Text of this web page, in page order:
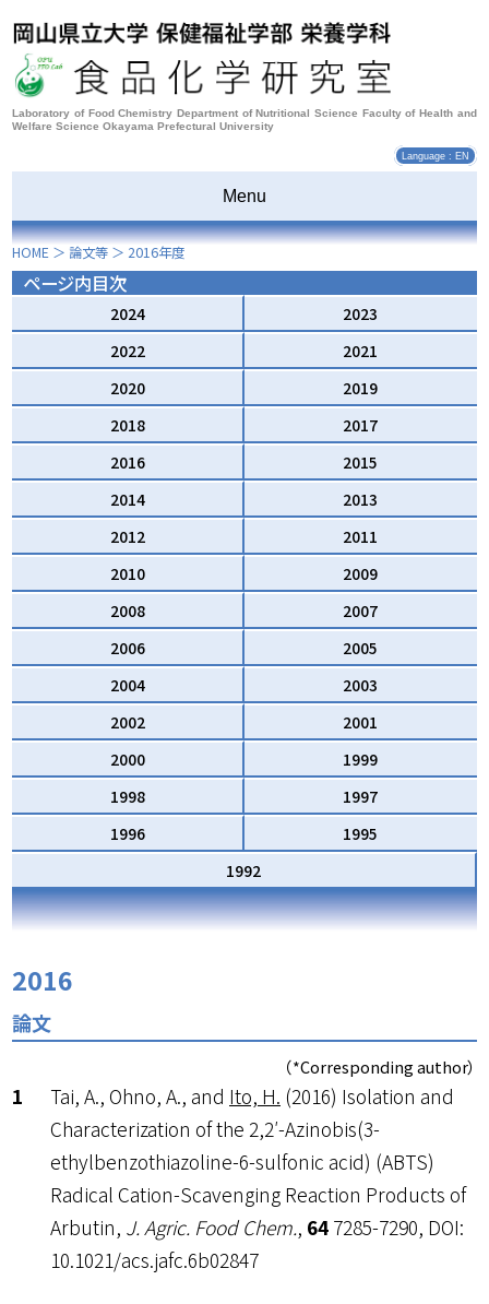
Laboratory of Food Chemistry Department of Nutritional Science Faculty of Health and
Welfare Science Okayama Prefectural University
Language : EN
Menu
HOME ＞ 論文等 ＞ 2016年度
ページ内目次
2024
2023
2022
2021
2020
2019
2018
2017
2016
2015
2014
2013
2012
2011
2010
2009
2008
2007
2006
2005
2004
2003
2002
2001
2000
1999
1998
1997
1996
1995
1992
2016
論文
（*Corresponding author）
Tai, A., Ohno, A., and Ito, H. (2016) Isolation and
Characterization of the 2,2′-Azinobis(3-
ethylbenzothiazoline-6-sulfonic acid) (ABTS)
Radical Cation-Scavenging Reaction Products of
Arbutin, J. Agric. Food Chem., 64 7285-7290, DOI:
10.1021/acs.jafc.6b02847